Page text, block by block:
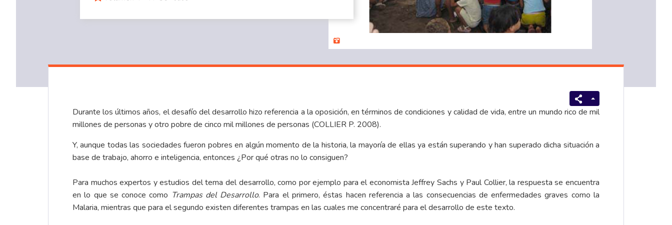
Durante los últimos años, el desafío del desarrollo hizo referencia a la oposición, en términos de condiciones y calidad de vida, entre un mundo rico de mil
millones de personas y otro pobre de cinco mil millones de personas (COLLIER P. 2008).
Y, aunque todas las sociedades fueron pobres en algún momento de la historia, la mayoría de ellas ya están superando y han superado dicha situación a
base de trabajo, ahorro e inteligencia, entonces ¿Por qué otras no lo consiguen?
Para muchos expertos y estudios del tema del desarrollo, como por ejemplo para el economista Jeffrey Sachs y Paul Collier, la respuesta se encuentra
en lo que se conoce como Trampas del Desarrollo. Para el primero, éstas hacen referencia a las consecuencias de enfermedades graves como la
Malaria, mientras que para el segundo existen diferentes trampas en las cuales me concentraré para el desarrollo de este texto.